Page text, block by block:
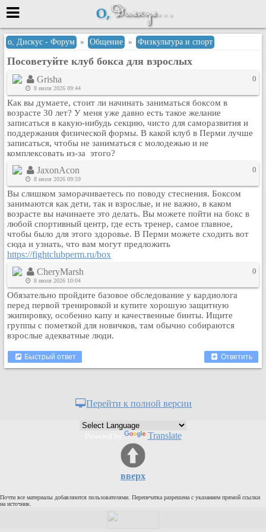
Меню
или войти через
Вход с 7ooo.ru
Регистрация
Забыли пароль?
Данные авторизации одинаковые с
сайтом 7ooo.ru
Форумы
Главная
Поиск
Новые сообщения
Беседы
Игры
Кулинария
Физкультура и спорт
Видео и Кино
Авто. Мото.
Космос
Домашние питомцы
Медицина
Дело
о, Дискус - Форум » Общение » Физкультура и спорт
Посоветуйте клуб бокса для взрослых
Grisha
8 июля 2026 09:44
0
Как вы думаете, стоит ли начинать заниматься боксом в
возрасте 30 лет? У меня уже давно есть такое желание
записаться в какую-нибудь секцию, чисто для саморазвития и
поддержания физической формы. В какой клуб в Перми лучше
записаться, чтобы не заниматься с молодежью и не
комплексовать из-за этого?
JaxonAcon
8 июля 2026 09:59
0
Вы слишком заморачиваетесь по поводу стеснения. Боксом
занимаются как дети, так и взрослые, и не важно, в каком
возрасте вы начинаете это делать. Вы можете пойти на бокс в
любой спортивный центр, где есть тренер, самое главное,
чтобы было для этого здоровье. В Перми можете сходить вот
сюда и узнать, что вам могут предложить
https://fightclubperm.ru/box
CheryMarsh
8 июля 2026 10:04
0
Обязательно пройдите базовое обследование у кардиолога
перед первой тренировкой и купите хорошую защитную
экипировку, особенно капу и качественные бинты. Ищите
группы с пометкой для новичков, там обычно собираются
взрослые адекватные люди.
Быстрый ответ Ответить
Перейти к полной версии
Translate
вверх
Почти все материалы добавляются пользователями. Перепечатка разрешена с указанием прямой ссылки
на источник.